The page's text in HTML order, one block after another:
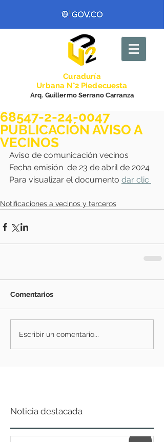
Curaduría
Urbana N°2 Piedecuesta
Arq. Guillermo Serrano Carranza
68547-2-24-0047
PUBLICACIÓN AVISO A
VECINOS
Aviso de comunicación vecinos
Fecha emisión  de 23 de abril de 2024
Para visualizar el documento dar clic
Notificaciones a vecinos y terceros
Comentarios
Escribir un comentario...
Noticia destacada